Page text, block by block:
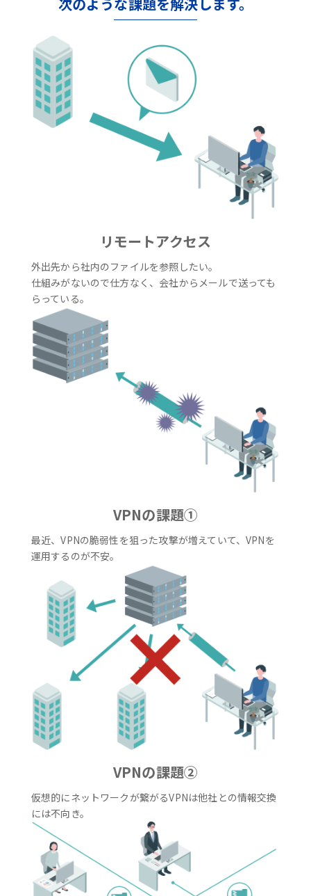
リモートアクセス
外出先から社内のファイルを参照したい。
仕組みがないので仕方なく、会社からメールで送っても
らっている。
VPNの課題①
最近、VPNの脆弱性を狙った攻撃が増えていて、VPNを
運用するのが不安。
VPNの課題②
仮想的にネットワークが繋がるVPNは他社との情報交換
には不向き。